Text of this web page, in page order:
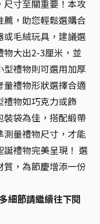
寸至關重要！本攻
薦，助您輕鬆選購合
毛絨玩具，建議選
大出2-3厘米，並
型禮物則可選用加厚
禮物形狀選擇合適
物如巧克力或飾
袋為佳，搭配緞帶
測量禮物尺寸，才能
禮物完美呈現！ 選
，為節慶增添一份
細節請繼續往下閱